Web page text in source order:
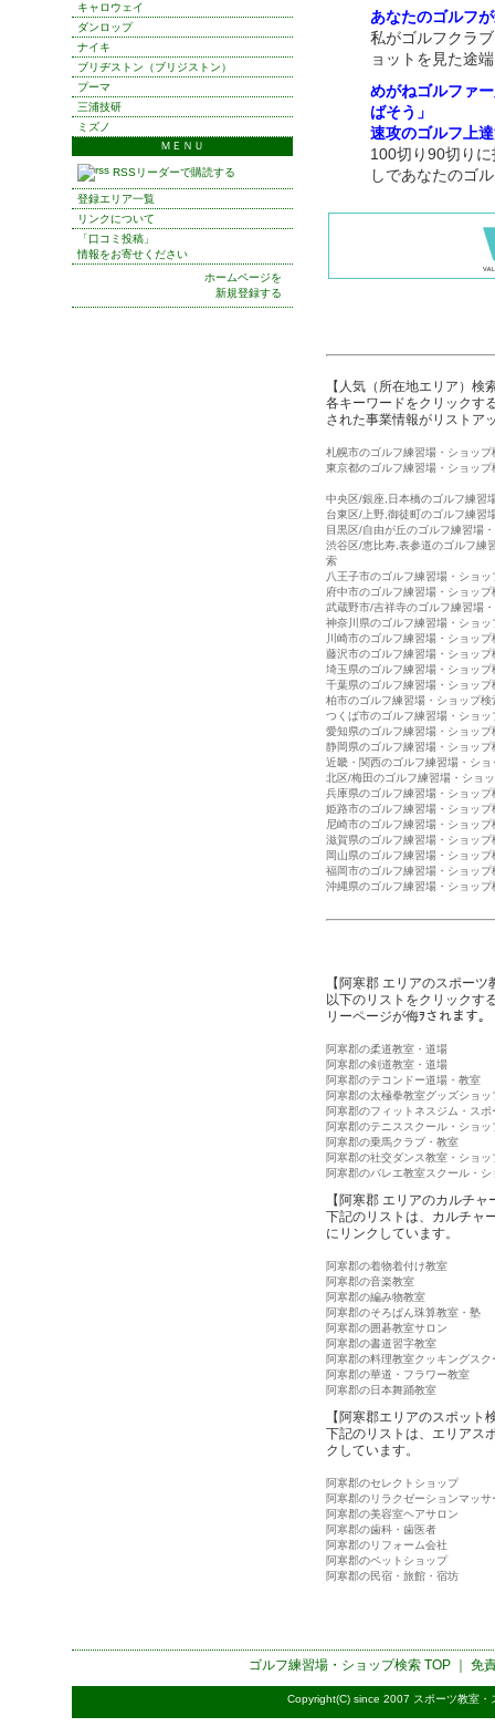
あなたのゴルフ
私がゴルフクラ
ョットを見た途
めがねゴルファ
ばそう」
速攻のゴルフ上
100切り90切り
しであなたのゴ
【人気（所在地エリア）検
各キーワードをクリックす
された事業情報がリストア
札幌市のゴルフ練習場・ショップ
東京都のゴルフ練習場・ショップ
中央区/銀座,日本橋のゴルフ練習
台東区/上野,御徒町のゴルフ練習
目黒区/自由が丘のゴルフ練習場
渋谷区/恵比寿,表参道のゴルフ練
索
八王子市のゴルフ練習場・ショッ
府中市のゴルフ練習場・ショップ
武蔵野市/吉祥寺のゴルフ練習場
神奈川県のゴルフ練習場・ショッ
川崎市のゴルフ練習場・ショップ
藤沢市のゴルフ練習場・ショップ
埼玉県のゴルフ練習場・ショップ
千葉県のゴルフ練習場・ショップ
柏市のゴルフ練習場・ショップ検
つくば市のゴルフ練習場・ショッ
愛知県のゴルフ練習場・ショップ
静岡県のゴルフ練習場・ショップ
近畿・関西のゴルフ練習場・ショ
北区/梅田のゴルフ練習場・ショ
兵庫県のゴルフ練習場・ショップ
姫路市のゴルフ練習場・ショップ
尼崎市のゴルフ練習場・ショップ
滋賀県のゴルフ練習場・ショップ
岡山県のゴルフ練習場・ショップ
福岡市のゴルフ練習場・ショップ
沖縄県のゴルフ練習場・ショップ
【阿寒郡 エリアのスポー
以下のリストをクリックす
リーページが侮ｦされます。
阿寒郡の柔道教室・道場
阿寒郡の剣道教室・道場
阿寒郡のテコンドー道場・教室
阿寒郡の太極拳教室グッズショッ
阿寒郡のフィットネスジム・スポ
阿寒郡のテニススクール・ショッ
阿寒郡の乗馬クラブ・教室
阿寒郡の社交ダンス教室・ショッ
阿寒郡のバレエ教室スクール・シ
【阿寒郡 エリアのカルチ
下記のリストは、カルチャ
にリンクしています。
阿寒郡の着物着付け教室
阿寒郡の音楽教室
阿寒郡の編み物教室
阿寒郡のそろばん珠算教室・塾
阿寒郡の囲碁教室サロン
阿寒郡の書道習字教室
阿寒郡の料理教室クッキングスク
阿寒郡の華道・フラワー教室
阿寒郡の日本舞踊教室
【阿寒郡エリアのスポット
下記のリストは、エリアス
クしています。
阿寒郡のセレクトショップ
阿寒郡のリラクゼーションマッサ
阿寒郡の美容室ヘアサロン
阿寒郡の歯科・歯医者
阿寒郡のリフォーム会社
阿寒郡のペットショップ
阿寒郡の民宿・旅館・宿坊
キャロウェイ
ダンロップ
ナイキ
ブリヂストン（ブリジストン）
プーマ
三浦技研
ミズノ
ＭＥＮＵ
RSSリーダーで購読する
登録エリア一覧
リンクについて
「口コミ投稿」
情報をお寄せください
ホームページを
新規登録する
ゴルフ練習場・ショップ検索TOP ｜ 免
Copyright(C) since 2007 スポーツ教室・